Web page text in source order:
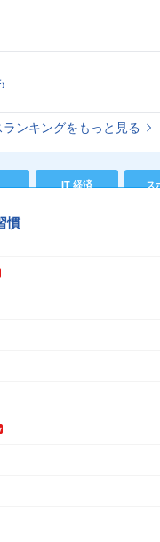
ンキングをもっと見る
IT 経済 ス
慣